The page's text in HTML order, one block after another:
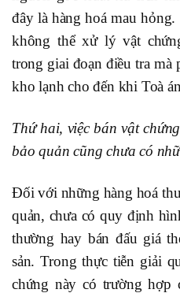
đây là hàng hoá mau
không thể xử lý vật
trong giai đoạn điều tra mà
kho lạnh cho đến khi Toà
Thứ hai, việc bán vật
bảo quản cũng chưa có
Đối với những hàng hoá
quản, chưa có quy định
thường hay bán đấu giá
sản. Trong thực tiễn giải
chứng này có trường hợp